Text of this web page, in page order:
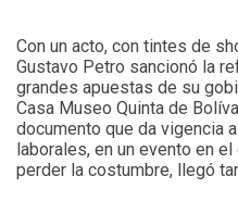
Con un acto, con tintes de
Gustavo Petro sancionó la
grandes apuestas de su
Casa Museo Quinta de
documento que da vigencia
laborales, en un evento en
perder la costumbre, llegó